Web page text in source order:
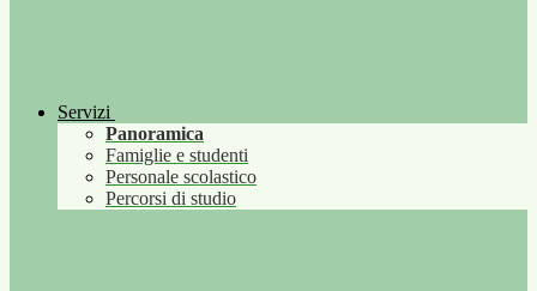
Servizi
Panoramica
Famiglie e studenti
Personale scolastico
Percorsi di studio